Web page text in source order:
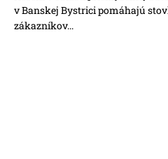
v Banskej Bystrici pomáhajú
zákazníkov...